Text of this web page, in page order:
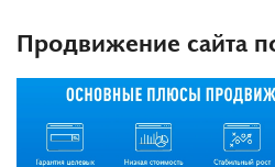
Продвижение сайта